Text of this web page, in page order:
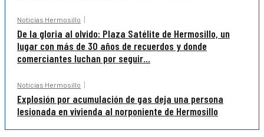
Noticias Hermosillo
De la gloria al olvido: Plaza Satélite de Hermosillo, un
lugar con más de 30 años de recuerdos y donde
comerciantes luchan por seguir...
Noticias Hermosillo
Explosión por acumulación de gas deja una persona
lesionada en vivienda al norponiente de Hermosillo